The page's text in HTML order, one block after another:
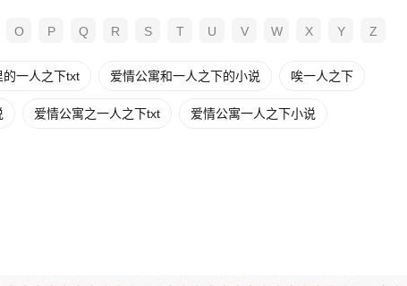
O P Q R S T U V W X Y Z
的一人之下txt 爱情公寓和一人之下的小说 唉一人之下
爱情公寓之一人之下txt 爱情公寓一人之下小说